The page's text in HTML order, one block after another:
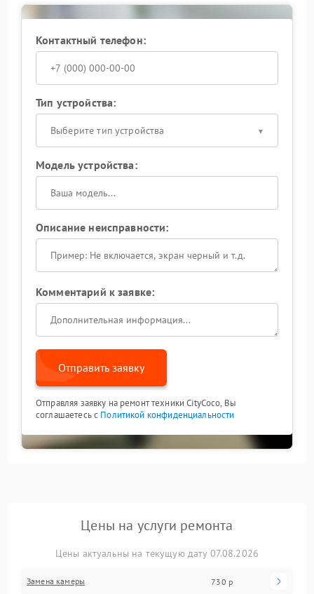
Контактный телефон:
Тип устройства:
Выберите тип устройства
Модель устройства:
Описание неисправности:
Комментарий к заявке:
Отправить заявку
Отправляя заявку на ремонт техники CityCoco, Вы
соглашаетесь с Политикой конфиденциальности
Цены на услуги ремонта
Цены актуальны на текущую дату 07.08.2026
Замена камеры 730 р